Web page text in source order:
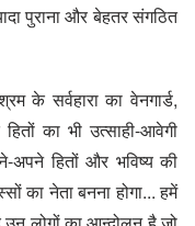
पुराना और बेहतर संगठित
के सर्वहारा का वेनगार्ड,
का भी उत्साही-आवेगी
अपने हितों और भविष्य की
का नेता बनना होगा... हमें